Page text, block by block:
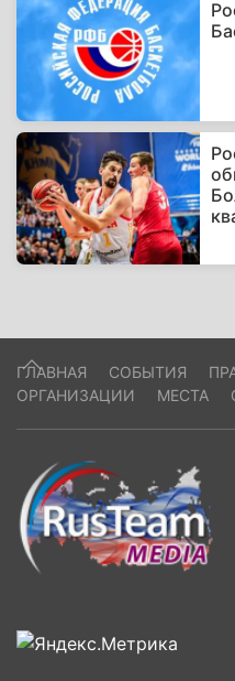
ГЛАВНАЯ СОБЫТИЯ
ОРГАНИЗАЦИИ
МЕСТА